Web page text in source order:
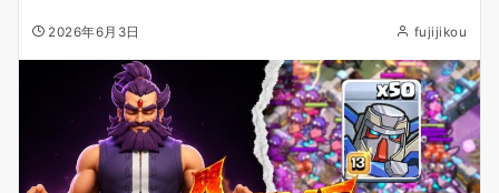
2026年6月3日 fujijikou